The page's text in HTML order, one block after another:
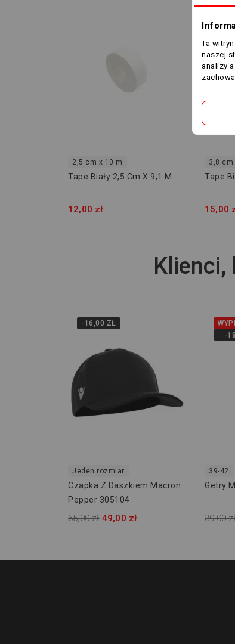
2,5 cm x 10 m
Tape Biały 2,5 Cm X 9,1 M
12,00 zł
3,8 cm
Tape
15,00
Klienci,
-16,00 ZŁ
Jeden rozmiar
Czapka Z Daszkiem Macron
Pepper 305104
65,00 zł 49,00 zł
-
39-42
Getry
39,00
Ta
naszej
analizy